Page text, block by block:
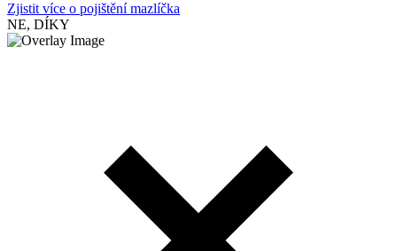
Zjistit více o pojištění mazlíčka
NE, DÍKY